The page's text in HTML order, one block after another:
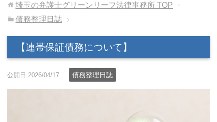
埼玉の弁護士グリーンリーフ法律事務所 TOP
債務整理日誌
【連帯保証債務について】
公開日:2026/04/17 債務整理日誌